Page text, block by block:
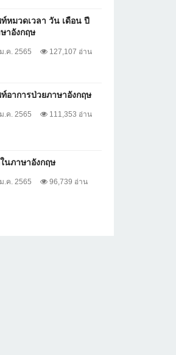
หมวดเวลา วัน เดือน ปี
าอังกฤษ
.ค. 2565 127,107 อ่าน
อาการป่วยภาษาอังกฤษ
.ค. 2565 111,353 อ่าน
นภาษาอังกฤษ
.ค. 2565 96,739 อ่าน